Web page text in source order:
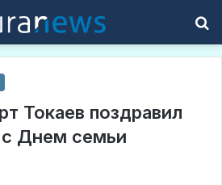
Токаев поздравил
с Днем семьи